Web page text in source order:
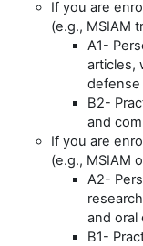
If you are
(e.g., MSIAM
A1-
articles,
defense
B2-
and
If you are
(e.g., MSIAM
A2-
and oral
B1-